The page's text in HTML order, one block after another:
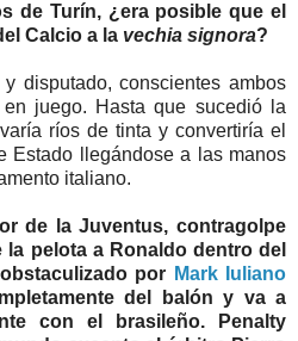
de Turín, ¿era posible que el
Calcio a la vechia signora?
disputado, conscientes ambos
juego. Hasta que sucedió la
ríos de tinta y convertiría el
Estado llegándose a las manos
italiano.
de laJuventus, contragolpe
la pelota a Ronaldodentro del
por Mark
Iuliano
del balón y va a
con el brasileño.
Penalty